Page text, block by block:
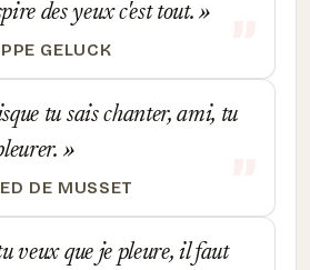
des yeux c'est tout.
GELUCK
tu sais chanter, ami, tu
DE MUSSET
veux que je pleure, il faut